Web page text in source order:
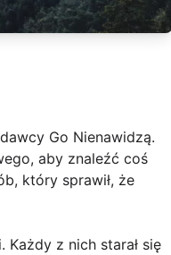
Go Nienawidzą.
aby znaleźć coś
który sprawił, że
z nich starał się